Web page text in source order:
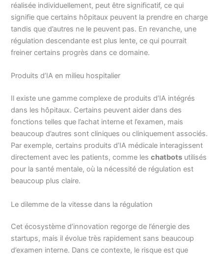
réalisée individuellement, peut être significatif, ce qui
signifie que certains hôpitaux peuvent la prendre en charge
tandis que d’autres ne le peuvent pas. En revanche, une
régulation descendante est plus lente, ce qui pourrait
freiner certains progrès dans ce domaine.
Produits d’IA en milieu hospitalier
Il existe une gamme complexe de produits d’IA intégrés
dans les hôpitaux. Certains peuvent aider dans des
fonctions telles que l’achat interne et l’examen, mais
beaucoup d’autres sont cliniques ou cliniquement associés.
Par exemple, certains produits d’IA médicale interagissent
directement avec les patients, comme leschatbots utilisés
pour la santé mentale, où la nécessité de régulation est
beaucoup plus claire.
Le dilemme de la vitesse dans la régulation
Cet écosystème d’innovation regorge de l’énergie des
startups, mais il évolue très rapidement sans beaucoup
d’examen interne. Dans ce contexte, le risque est que